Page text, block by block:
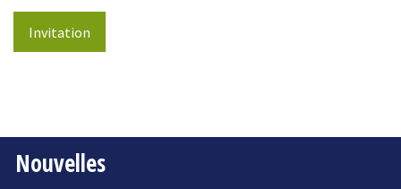
Invitation
Nouvelles